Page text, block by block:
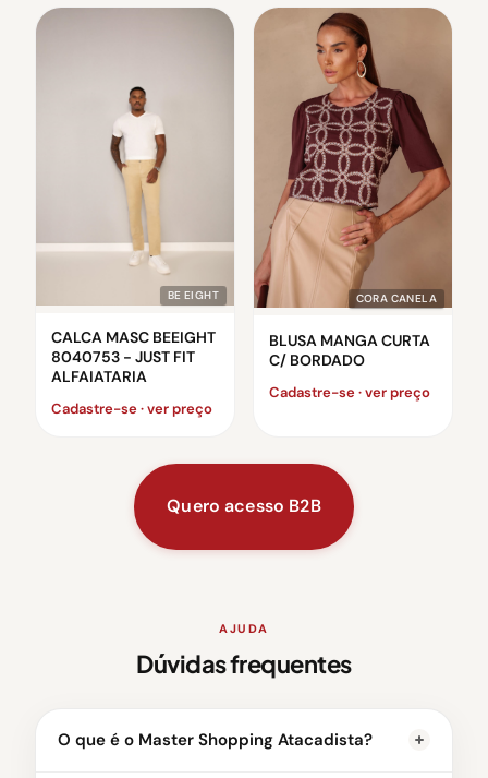
BE EIGHT
CALCA MASC BEEIGHT
8040753 - JUST FIT
ALFAIATARIA
Cadastre-se · ver preço
CORA CANELA
BLUSA MANGA CURTA
C/ BORDADO
Cadastre-se · ver preço
Quero acesso B2B
AJUDA
Dúvidas frequentes
O que é o Master Shopping Atacadista?